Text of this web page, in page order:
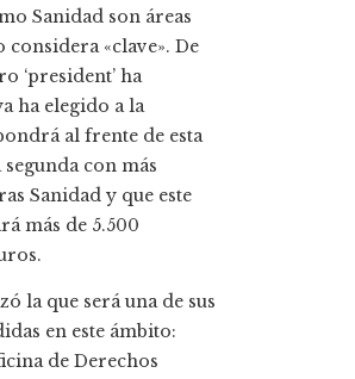
Sanidad son áreas
considera «clave». De
‘president’ ha
ha elegido a la
al frente de esta
con más
Sanidad y que este
más de 5.500
la que será una de sus
en este ámbito:
de Derechos